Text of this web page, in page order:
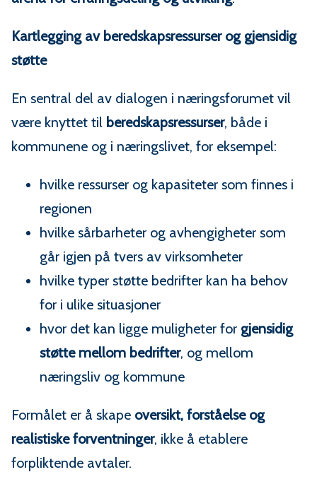
Kartlegging av beredskapsressurser og gjensidig
støtte
En sentral del av dialogen i næringsforumet vil
være knyttet til beredskapsressurser, både i
kommunene og i næringslivet, for eksempel:
hvilke ressurser og kapasiteter som finnes i
regionen
hvilke sårbarheter og avhengigheter som
går igjen på tvers av virksomheter
hvilke typer støtte bedrifter kan ha behov
for i ulike situasjoner
hvor det kan ligge muligheter for gjensidig
støtte mellom bedrifter, og mellom
næringsliv og kommune
Formålet er å skape oversikt, forståelse og
realistiske forventninger, ikke å etablere
forpliktende avtaler.